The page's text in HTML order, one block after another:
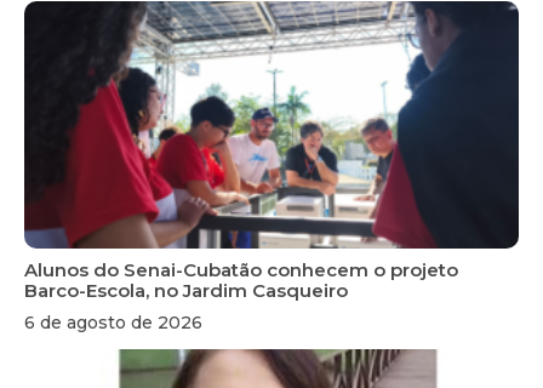
Alunos do Senai-Cubatão conhecem o projeto
Barco-Escola, no Jardim Casqueiro
6 de agosto de 2026